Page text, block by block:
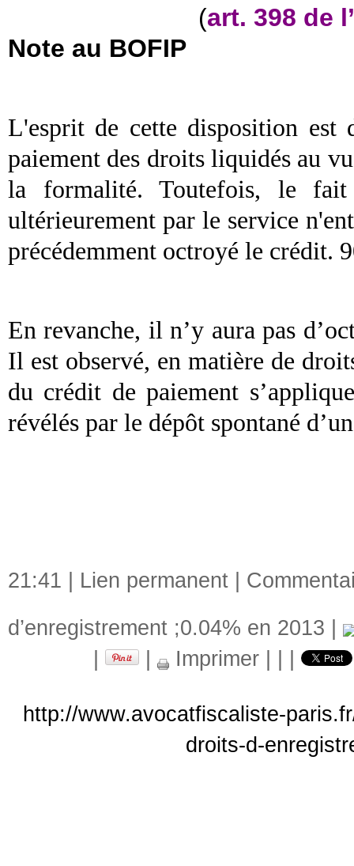
(art. 398 de
Note au BOFIP
L'esprit de cette disposition est
paiement des droits liquidés au
la formalité. Toutefois, le fait
ultérieurement par le service
précédemment octroyé le crédit.
En revanche, il n’y aura pas
Il est observé, en matière de
du crédit de paiement
révélés par le dépôt spontané
21:41 | Lien permanent
d’enregistrement ;0.04% en 2013
Imprimer
http://www.avocatfiscaliste-
droits-d-